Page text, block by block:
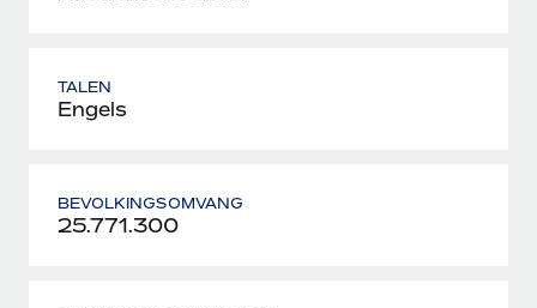
TALEN
Engels
BEVOLKINGSOMVANG
25.771.300